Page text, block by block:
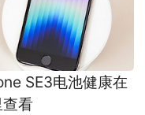
SE3电池健康在
看